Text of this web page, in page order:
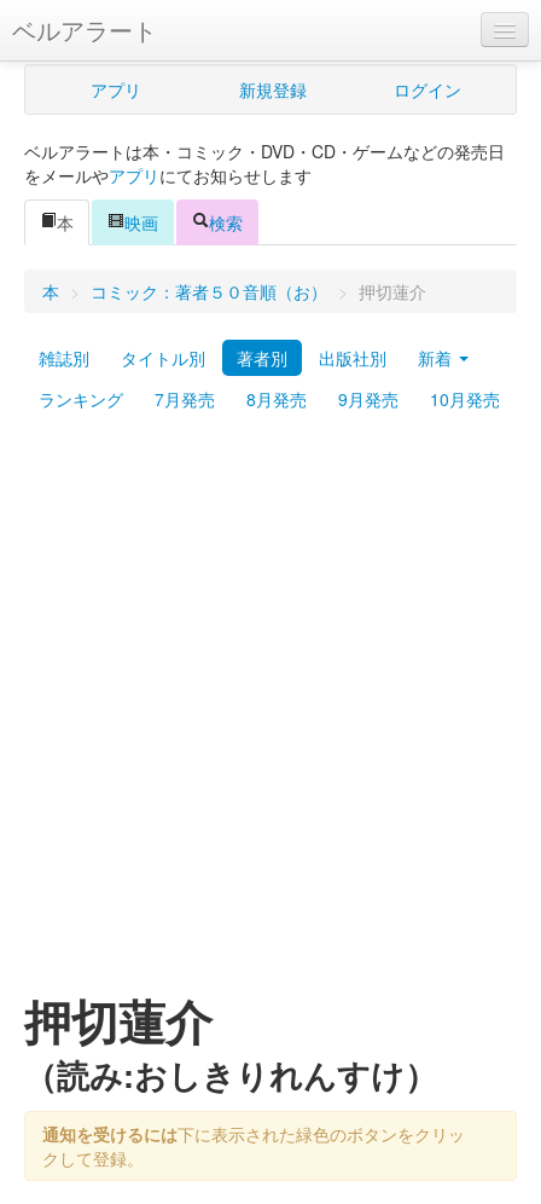
ベルアラート
ベルアラートとは
新規登録
ログイン
Myシェルフ
プレミアム
アプリ 新規登録 ログイン
ベルアラートは本・コミック・DVD・CD・ゲームなどの発売日
をメールやアプリ にてお知らせします
本
映画 検索
本 > コミック：著者５０音順（お） > 押切蓮介
雑誌別 タイトル別 著者別 出版社別
新着
ランキング
7月発売 8月発売 9月発売 10月発売
押切蓮介
（読み:おしきりれんすけ）
通知を受けるには下に表示された緑色のボタンをクリッ
クして登録。